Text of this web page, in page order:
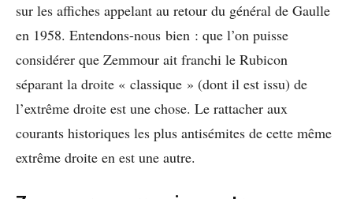
sur les affiches appelant au retour du général de Gaulle
en 1958. Entendons-nous bien : que l’on puisse
considérer que Zemmour ait franchi le Rubicon
séparant la droite « classique » (dont il est issu) de
l’extrême droite est une chose. Le rattacher aux
courants historiques les plus antisémites de cette même
extrême droite en est une autre.